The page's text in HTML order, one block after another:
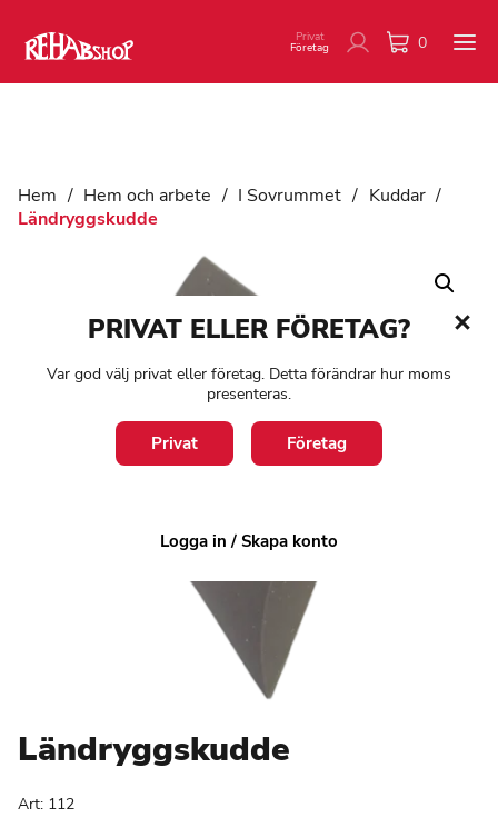
0
Privat
Företag
Hem / Hem och arbete / I Sovrummet / Kuddar /
Ländryggskudde
Ländryggskudde
Art: 112
PRIVAT ELLER FÖRETAG?
Var god välj privat eller företag. Detta förändrar hur moms
presenteras.
Privat Företag
Logga in / Skapa konto